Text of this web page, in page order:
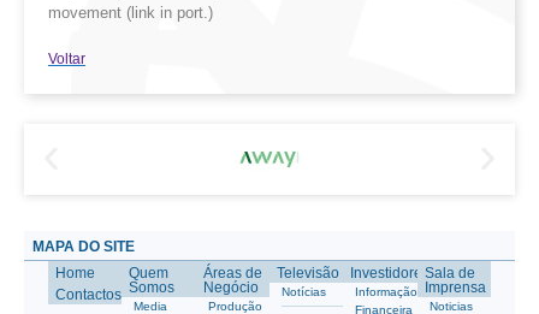
movement (link in port.)
Voltar
MAPA DO SITE
Home
Contactos
Quem
Somos
Media
Áreas de
Negócio
Produção
Televisão
Notícias
Investidores
Informação
Financeira
Sala de
Imprensa
Noticias